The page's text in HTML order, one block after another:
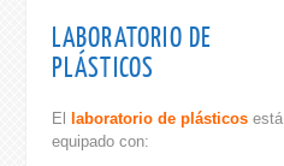
LABORATORIO DE
PLÁSTICOS
El laboratorio de plásticosestá
equipado con: